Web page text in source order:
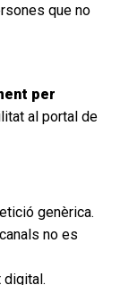
que no
per
al portal de
genèrica.
no es
digital.